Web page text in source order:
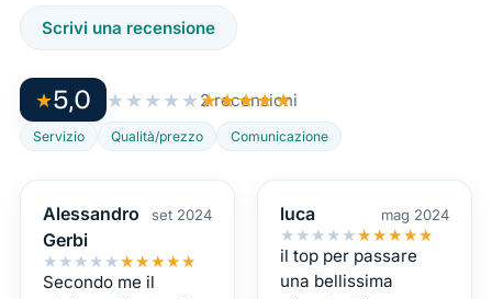
e battute
di pesca
Sali a
bordo
guidata
dal
Capitano
Pietro
Scrivi una recensione
★5,0 ★★★★★★★★★★
2 recensioni
Servizio Qualità/prezzo Comunicazione
Alessandro
Gerbi
set 2024
★★★★★★★★★★
Secondo me il
luca mag 2024
★★★★★★★★★★
il top per passare
una bellissima